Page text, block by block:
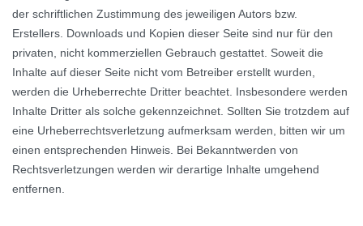
der schriftlichen Zustimmung des jeweiligen Autors bzw.
Erstellers. Downloads und Kopien dieser Seite sind nur für den
privaten, nicht kommerziellen Gebrauch gestattet. Soweit die
Inhalte auf dieser Seite nicht vom Betreiber erstellt wurden,
werden die Urheberrechte Dritter beachtet. Insbesondere werden
Inhalte Dritter als solche gekennzeichnet. Sollten Sie trotzdem auf
eine Urheberrechtsverletzung aufmerksam werden, bitten wir um
einen entsprechenden Hinweis. Bei Bekanntwerden von
Rechtsverletzungen werden wir derartige Inhalte umgehend
entfernen.